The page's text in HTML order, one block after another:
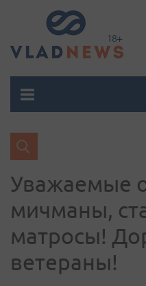
Уважаемые
мичманы,
матросы!
ветераны!